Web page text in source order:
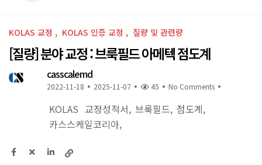
KOLAS 교정 KOLAS 인증 교정 질량 및 관련량
[질량] 분야 교정 : 브룩필드 아메텍 점도계
casscalemd
2022-11-18 2025-11-07 45 No Comments
KOLAS 교정성적서 브룩필드 점도계
카스스케일코리아